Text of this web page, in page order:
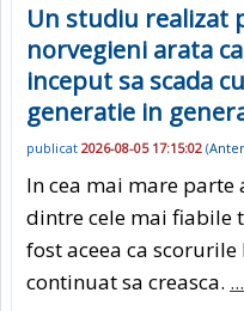
Un studiu realizat
norvegieni arata
inceput sa scada
generatie in
publicat 2026-08-05 17:15:02 (
In cea mai mare parte
dintre cele mai fiabile
fost aceea ca scorurile
continuat sa creasca.